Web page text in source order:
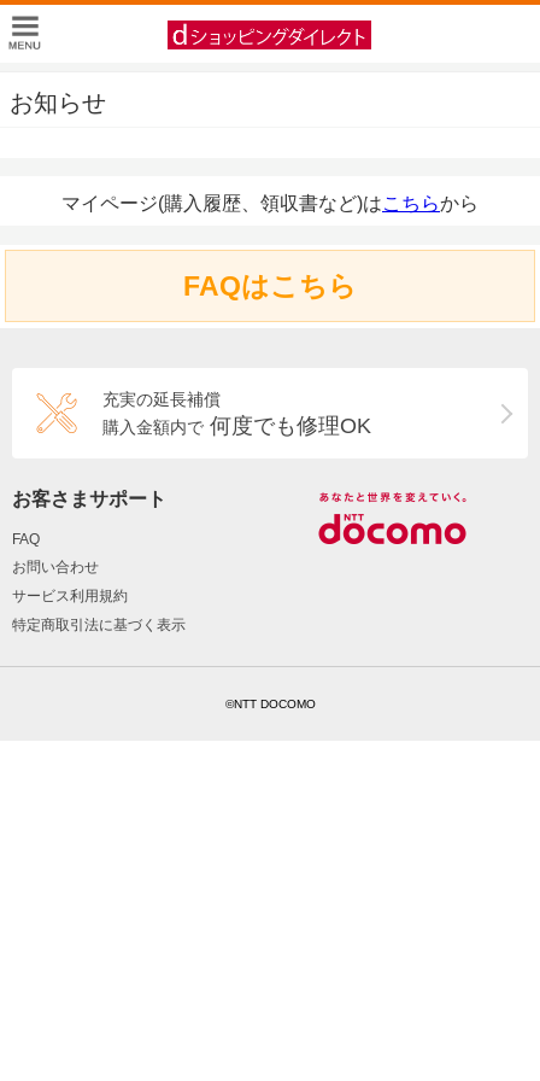
お知らせ
マイページ(購入履歴、領収書など)はこちらから
FAQはこちら
充実の延長補償
購入金額内で 何度でも修理OK
お客さまサポート
FAQ
お問い合わせ
サービス利用規約
特定商取引法に基づく表示
©NTT DOCOMO